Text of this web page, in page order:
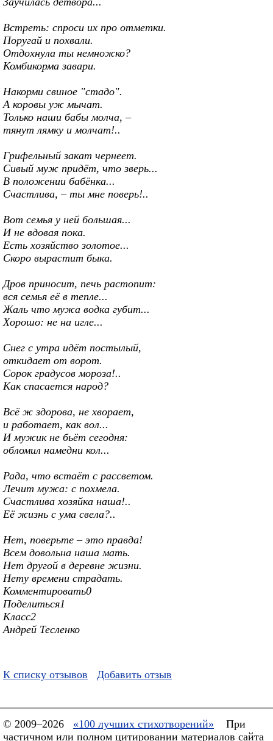
Встреть: спроси их про отметки.
Поругай и похвали.
Отдохнула ты немножко?
Комбикорма завари.
Накорми свиное "стадо".
А коровы уж мычат.
Только наши бабы молча, –
тянут лямку и молчат!..
Грифельный закат чернеет.
Сивый муж придёт, что зверь...
В положении бабёнка...
Счастлива, – ты мне поверь!..
Вот семья у ней большая...
И не вдовая пока.
Есть хозяйство золотое...
Скоро вырастит быка.
Дров приносит, печь растопит:
вся семья её в тепле...
Жаль что мужа водка губит...
Хорошо: не на игле...
Снег с утра идёт постылый,
откидает от ворот.
Сорок градусов мороза!..
Как спасается народ?
Всё ж здорова, не хворает,
и работает, как вол...
И мужик не бьёт сегодня:
обломил намедни кол...
Рада, что встаёт с рассветом.
Лечит мужа: с похмела.
Счастлива хозяйка наша!..
Её жизнь с ума свела?..
Нет, поверьте – это правда!
Всем довольна наша мать.
Нет другой в деревне жизни.
Нету времени страдать.
Комментировать0
Поделиться1
Класс2
Андрей Тесленко
К списку отзывов Добавить отзыв
© 2009–2026 «100 лучших стихотворений»
При
частичном или полном цитировании материалов сайта